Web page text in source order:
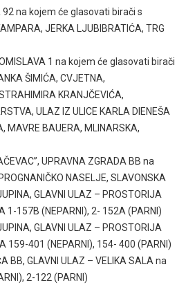
92 na kojem će glasovati birači s
JERKA LJUBIBRATIĆA, TRG
1 na kojem će glasovati birači
ŠIMIĆA, CVJETNA,
KRANJČEVIĆA,
ULAZ IZ ULICE KARLA DIENEŠA
BAUERA, MLINARSKA,
UPRAVNA ZGRADA BB na
NASELJE, SLAVONSKA
GLAVNI ULAZ – PROSTORIJA
1-157B (NEPARNI), 2- 152A (PARNI)
GLAVNI ULAZ – PROSTORIJA
159-401 (NEPARNI), 154- 400 (PARNI)
BB, GLAVNI ULAZ – VELIKA SALA na
2-122 (PARNI)